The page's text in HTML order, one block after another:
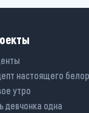
настоящего
утро
девчонка одна